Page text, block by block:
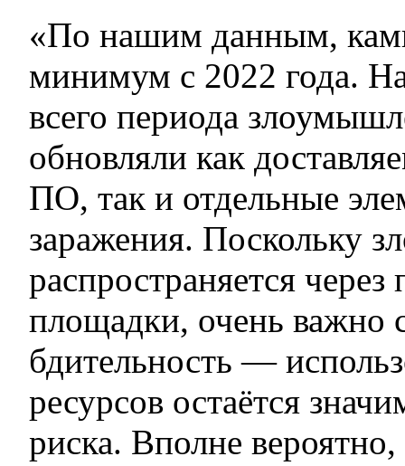
«По нашим данным,
минимум с 2022 года.
всего периода
обновляли как
ПО, так и отдельные
заражения. Поскольку
распространяется
площадки, очень важно
бдительность —
ресурсов остаётся
риска. Вполне